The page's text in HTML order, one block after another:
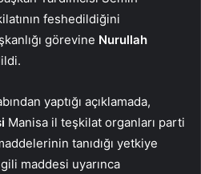
feshedildiğini
görevine Nurullah
yaptığı açıklamada,
Manisa il teşkilat organları parti
tanıdığı yetkiye
maddesi uyarınca